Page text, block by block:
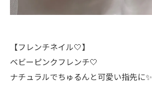
【フレンチネイル‎🤍】
ベビーピンクフレンチ‎🤍
ナチュラルでちゅるんと可愛い指先に✨